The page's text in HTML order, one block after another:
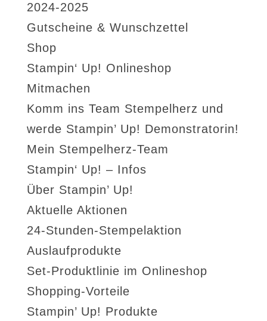
2024-2025
Gutscheine & Wunschzettel
Shop
Stampin‘ Up! Onlineshop
Mitmachen
Komm ins Team Stempelherz und
werde Stampin’ Up! Demonstratorin!
Mein Stempelherz-Team
Stampin‘ Up! – Infos
Über Stampin’ Up!
Aktuelle Aktionen
24-Stunden-Stempelaktion
Auslaufprodukte
Set-Produktlinie im Onlineshop
Shopping-Vorteile
Stampin’ Up! Produkte